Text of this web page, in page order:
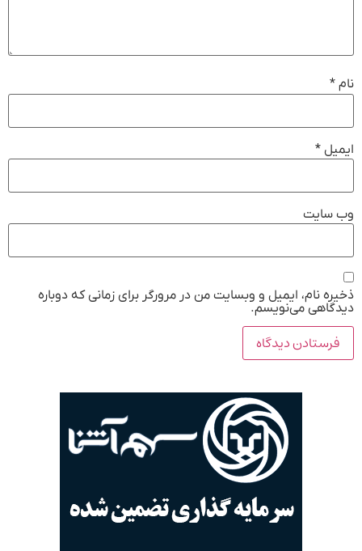
نام *
ایمیل *
وب‌ سایت
ذخیره نام، ایمیل و وبسایت من در مرورگر برای زمانی که دوباره
دیدگاهی می‌نویسم.